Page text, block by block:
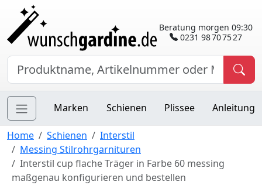
Beratung morgen 09:30
0231 98 70 75 27
Marken Schienen Plissee Anleitung
Home Schienen
Interstil
Messing Stilrohrgarnituren
Interstil cup flache Träger in Farbe 60 messing
maßgenau konfigurieren und bestellen